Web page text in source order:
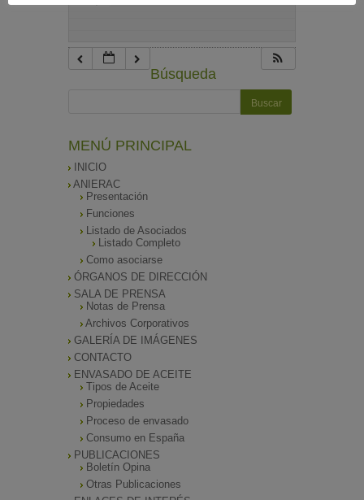
Búsqueda
MENÚ PRINCIPAL
INICIO
ANIERAC
Presentación
Funciones
Listado de Asociados
Listado Completo
Como asociarse
ÓRGANOS DE DIRECCIÓN
SALA DE PRENSA
Notas de Prensa
Archivos Corporativos
GALERÍA DE IMÁGENES
CONTACTO
ENVASADO DE ACEITE
Tipos de Aceite
Propiedades
Proceso de envasado
Consumo en España
PUBLICACIONES
Boletín Opina
Otras Publicaciones